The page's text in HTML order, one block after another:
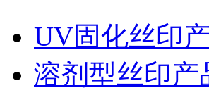
UV固化丝印
溶剂型丝印产